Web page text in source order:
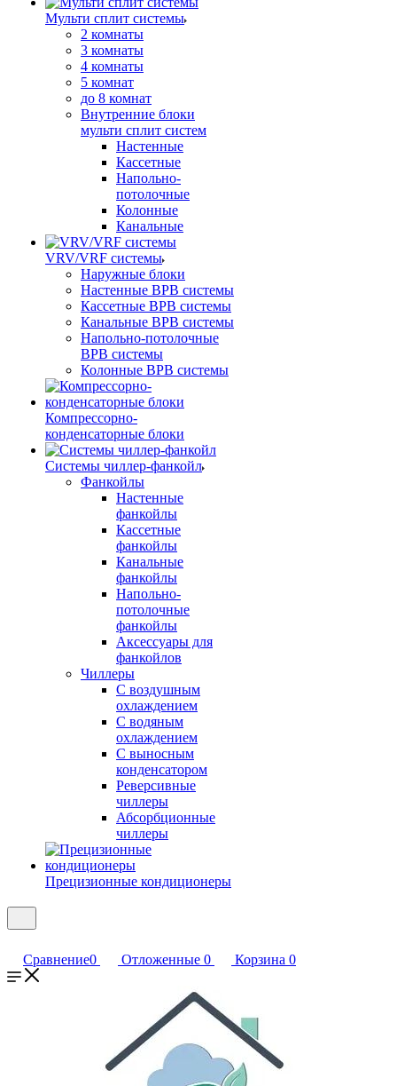
Мульти сплит системы
2 комнаты
3 комнаты
4 комнаты
5 комнат
до 8 комнат
Внутренние блоки
мульти сплит систем
Настенные
Кассетные
Напольно-
потолочные
Колонные
Канальные
VRV/VRF системы
Наружные блоки
Настенные ВРВ системы
Кассетные ВРВ системы
Канальные ВРВ системы
Напольно-потолочные
ВРВ системы
Колонные ВРВ системы
Компрессорно-
конденсаторные блоки
Системы чиллер-фанкойл
Фанкойлы
Настенные
фанкойлы
Кассетные
фанкойлы
Канальные
фанкойлы
Напольно-
потолочные
фанкойлы
Аксессуары для
фанкойлов
Чиллеры
С воздушным
охлаждением
С водяным
охлаждением
С выносным
конденсатором
Реверсивные
чиллеры
Абсорбционные
чиллеры
Прецизионные кондиционеры
Сравнение0 Отложенные 0 Корзина 0